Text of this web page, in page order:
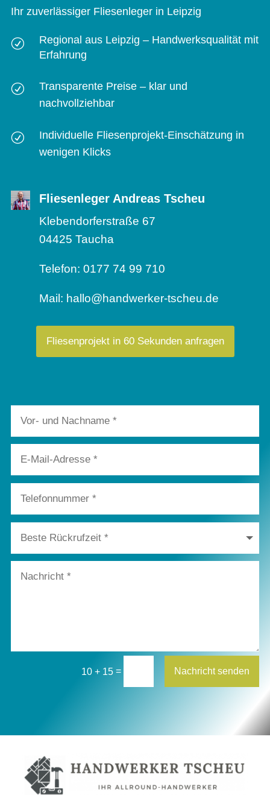
Ihr zuverlässiger Fliesenleger in Leipzig
R
Regional aus Leipzig – Handwerksqualität mit
Erfahrung
R
Transparente Preise – klar und
nachvollziehbar
R
Individuelle Fliesenprojekt-Einschätzung in
wenigen Klicks
Fliesenleger Andreas Tscheu
Klebendorferstraße 67
04425 Taucha
Telefon: 0177 74 99 710
Mail: hallo@handwerker-tscheu.de
Fliesenprojekt in 60 Sekunden anfragen
10 + 15 = Nachricht senden